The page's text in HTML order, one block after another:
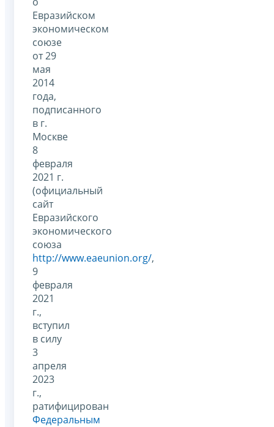
Евразийском
экономическом
союзе
от 29
мая
2014
года,
подписанного
в г.
Москве
8
февраля
2021 г.
(официальный
сайт
Евразийского
экономического
союза
http://www.eaeunion.org/,
9
февраля
2021
г.,
вступил
в силу
3
апреля
2023
г.,
ратифицирован
Федеральным